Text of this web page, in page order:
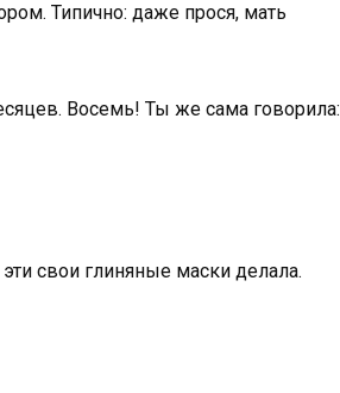
Типично: даже прося, мать
Восемь! Ты же сама говорила:
свои глиняные маски делала.